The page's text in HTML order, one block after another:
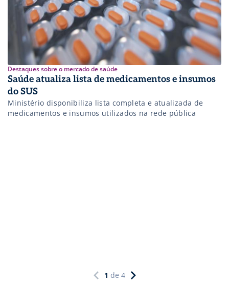
Destaques sobre o mercado de saúde
Saúde atualiza lista de medicamentos e insumos
do SUS
Ministério disponibiliza lista completa e atualizada de
medicamentos e insumos utilizados na rede pública
1 de 4